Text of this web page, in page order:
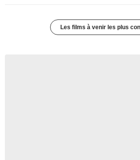
Les films à venir les plus